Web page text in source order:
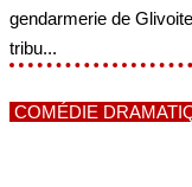
gendarmerie de
tribu...
COMÉDIE